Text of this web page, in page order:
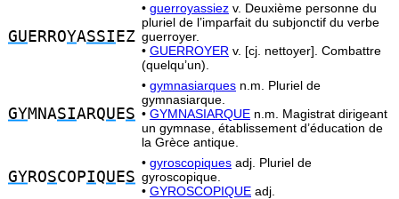
GU ERROYASSI EZ
• guerroyassiez v. Deuxième personne du
pluriel de l’imparfait du subjonctif du verbe
guerroyer.
• GUERROYER v. [cj. nettoyer]. Combattre
(quelqu’un).
GYMNASIARQU ES
• gymnasiarques n.m. Pluriel de
gymnasiarque.
• GYMNASIARQUE n.m. Magistrat dirigeant
un gymnase, établissement d’éducation de
la Grèce antique.
GYROSCOPIQU ES
• gyroscopiques adj. Pluriel de
gyroscopique.
• GYROSCOPIQUE adj.